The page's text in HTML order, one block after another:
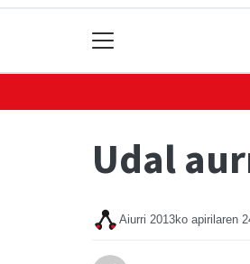
Udal
Aiurri 2013ko apirilaren